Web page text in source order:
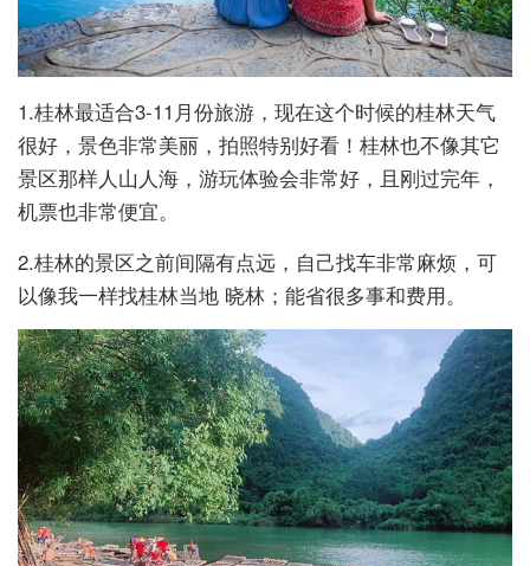
1.桂林最适合3-11月份旅游，现在这个时候的桂林天气
很好，景色非常美丽，拍照特别好看！桂林也不像其它
景区那样人山人海，游玩体验会非常好，且刚过完年，
机票也非常便宜。
2.桂林的景区之前间隔有点远，自己找车非常麻烦，可
以像我一样找桂林当地 晓林；能省很多事和费用。